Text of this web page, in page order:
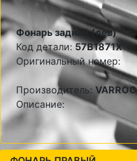
Фонарь задний (лев)
Код детали: 57B1871X
Оригинальный номер:
Производитель:VARROC
Описание: